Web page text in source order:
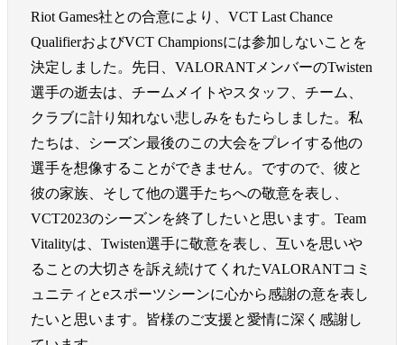
Riot Games社との合意により、VCT Last Chance
QualifierおよびVCT Championsには参加しないことを
決定しました。先日、VALORANTメンバーのTwisten
選手の逝去は、チームメイトやスタッフ、チーム、
クラブに計り知れない悲しみをもたらしました。私
たちは、シーズン最後のこの大会をプレイする他の
選手を想像することができません。ですので、彼と
彼の家族、そして他の選手たちへの敬意を表し、
VCT2023のシーズンを終了したいと思います。Team
Vitalityは、Twisten選手に敬意を表し、互いを思いや
ることの大切さを訴え続けてくれたVALORANTコミ
ュニティとeスポーツシーンに心から感謝の意を表し
たいと思います。皆様のご支援と愛情に深く感謝し